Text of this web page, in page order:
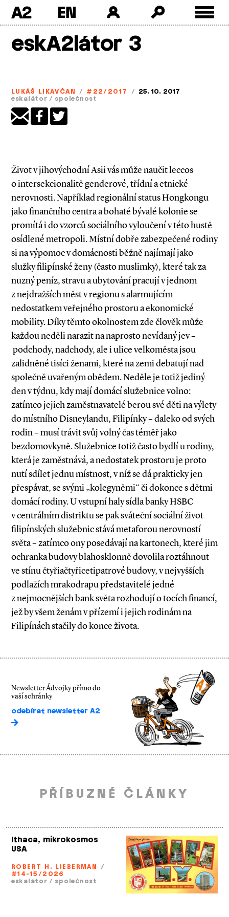
A2
eskA2látor 3
LUKÁŠ LIKAVČAN / #22/2017 / 25. 10. 2017
eskalátor / společnost
Život v jihovýchodní Asii vás může naučit leccos
o intersekcionalitě genderové, třídní a etnické
nerovnosti. Například regionální status Hongkongu
jako finančního centra a bohaté bývalé kolonie se
promítá i do vzorců sociálního vyloučení v této hustě
osídlené metropoli. Místní dobře zabezpečené rodiny
si na výpomoc v domácnosti běžně najímají jako
služky filipínské ženy (často muslimky), které tak za
nuzný peníz, stravu a ubytování pracují v jednom
z nejdražších měst v regio­nu s alarmujícím
nedostatkem veřejného prostoru a ekonomické
mobility. Díky těmto okolnostem zde člověk může
každou neděli narazit na naprosto nevídaný jev –
podchody, nadchody, ale i ulice velkoměsta jsou
zalidněné tisíci ženami, které na zemi debatují nad
společně uvařeným obědem. Neděle je totiž jediný
den v týdnu, kdy mají domácí služebnice volno:
zatímco jejich zaměstnavatelé berou své děti na výlety
do místního Disneylandu, Filipínky – daleko od svých
rodin – musí trávit svůj volný čas téměř jako
bezdomovkyně. Služebnice totiž často bydlí u rodiny,
která je zaměstnává, a nedostatek prostoru je proto
nutí sdílet jednu místnost, v níž se dá prakticky jen
přespávat, se svými „kolegyněmi“ či dokonce s dětmi
domácí rodiny. U vstupní haly sídla banky HSBC
v centrálním distriktu se pak sváteční sociální život
filipínských služebnic stává metaforou nerovností
světa – zatímco ony posedávají na kartonech, které jim
ochranka budovy blahosklonně dovolila roztáhnout
ve stínu čtyřiačtyřicetipatrové budovy, v nejvyšších
podlažích mrakodrapu představitelé jedné
z nejmocnějších bank světa rozhodují o tocích financí,
jež by všem ženám v přízemí i jejich rodinám na
Filipínách stačily do konce života.
Newsletter Ádvojky přímo do
vaší schránky
odebírat newsletter A2
PŘÍBUZNÉ ČLÁNKY
Ithaca, mikrokosmos
USA
ROBERT H. LIEBERMAN /
#14-15/2026
eskalátor / společnost